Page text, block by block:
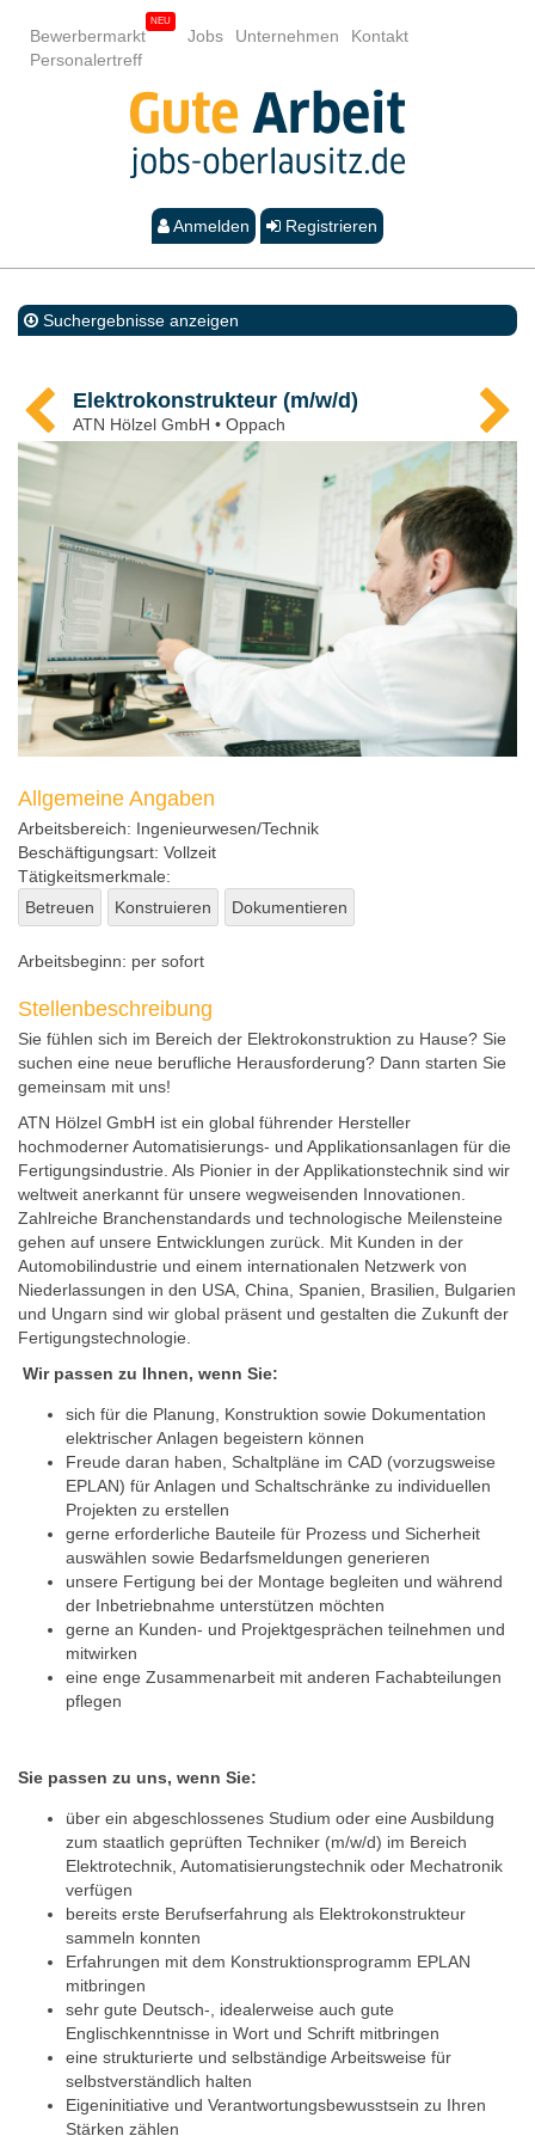
Bewerbermarkt Jobs Unternehmen
Kontakt
Personalertreff
Anmelden Registrieren
Suchergebnisse anzeigen
Elektrokonstrukteur (m/w/d)
ATN Hölzel GmbH • Oppach
Allgemeine Angaben
Arbeitsbereich: Ingenieurwesen/Technik
Beschäftigungsart: Vollzeit
Tätigkeitsmerkmale:
Betreuen
Konstruieren Dokumentieren
Arbeitsbeginn: per sofort
Stellenbeschreibung
Sie fühlen sich im Bereich der Elektrokonstruktion zu Hause? Sie
suchen eine neue berufliche Herausforderung? Dann starten Sie
gemeinsam mit uns!
ATN Hölzel GmbH ist ein global führender Hersteller
hochmoderner Automatisierungs- und Applikationsanlagen für die
Fertigungsindustrie. Als Pionier in der Applikationstechnik sind wir
weltweit anerkannt für unsere wegweisenden Innovationen.
Zahlreiche Branchenstandards und technologische Meilensteine
gehen auf unsere Entwicklungen zurück. Mit Kunden in der
Automobilindustrie und einem internationalen Netzwerk von
Niederlassungen in den USA, China, Spanien, Brasilien, Bulgarien
und Ungarn sind wir global präsent und gestalten die Zukunft der
Fertigungstechnologie.
Wir passen zu Ihnen, wenn Sie:
sich für die Planung, Konstruktion sowie Dokumentation
elektrischer Anlagen begeistern können
Freude daran haben, Schaltpläne im CAD (vorzugsweise
EPLAN) für Anlagen und Schaltschränke zu individuellen
Projekten zu erstellen
gerne erforderliche Bauteile für Prozess und Sicherheit
auswählen sowie Bedarfsmeldungen generieren
unsere Fertigung bei der Montage begleiten und während
der Inbetriebnahme unterstützen möchten
gerne an Kunden- und Projektgesprächen teilnehmen und
mitwirken
eine enge Zusammenarbeit mit anderen Fachabteilungen
pflegen
Sie passen zu uns, wenn Sie:
über ein abgeschlossenes Studium oder eine Ausbildung
zum staatlich geprüften Techniker (m/w/d) im Bereich
Elektrotechnik, Automatisierungstechnik oder Mechatronik
verfügen
bereits erste Berufserfahrung als Elektrokonstrukteur
sammeln konnten
Erfahrungen mit dem Konstruktionsprogramm EPLAN
mitbringen
sehr gute Deutsch-, idealerweise auch gute
Englischkenntnisse in Wort und Schrift mitbringen
eine strukturierte und selbständige Arbeitsweise für
selbstverständlich halten
Eigeninitiative und Verantwortungsbewusstsein zu Ihren
Stärken zählen